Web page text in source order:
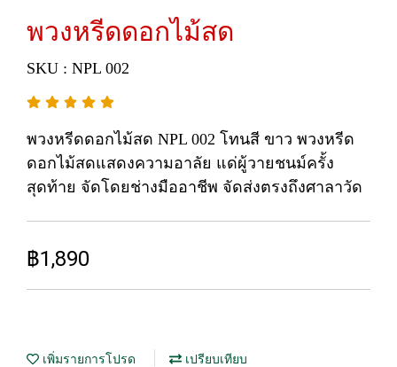
พวงหรีดดอกไม้สด
SKU : NPL 002
พวงหรีดดอกไม้สด NPL 002 โทนสี ขาว พวงหรีด
ดอกไม้สดแสดงความอาลัย แด่ผู้วายชนม์ครั้ง
สุดท้าย จัดโดยช่างมืออาชีพ จัดส่งตรงถึงศาลาวัด
฿1,890
เพิ่มรายการโปรด เปรียบเทียบ